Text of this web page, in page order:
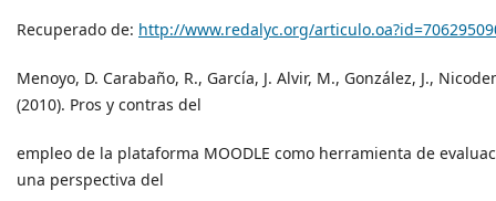
Recuperado de: http://www.redalyc.org/
Menoyo, D. Carabaño, R., García, J. Alvir, M., González, J.,
(2010). Pros y contras del
empleo de la plataforma MOODLE como herramienta de
una perspectiva del